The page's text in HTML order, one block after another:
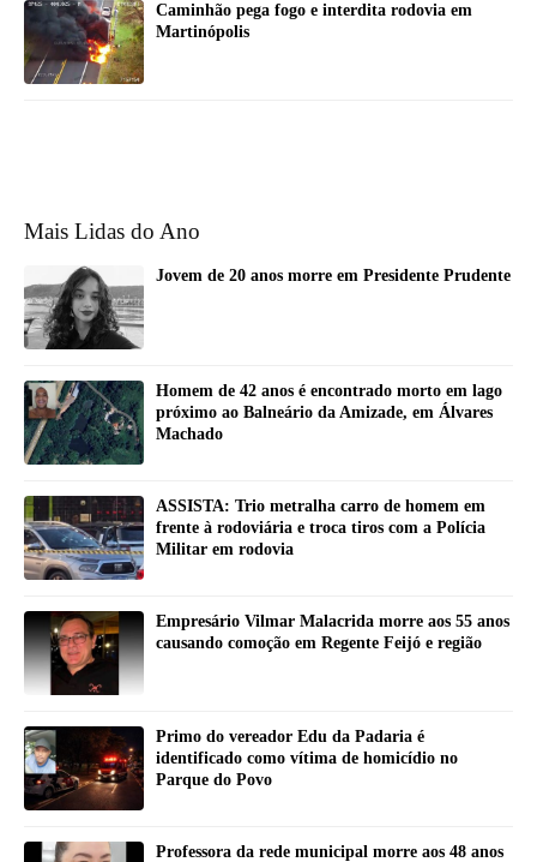
Caminhão pega fogo e interdita rodovia em
Martinópolis
Mais Lidas do Ano
Jovem de 20 anos morre em Presidente Prudente
Homem de 42 anos é encontrado morto em lago
próximo ao Balneário da Amizade, em Álvares
Machado
ASSISTA: Trio metralha carro de homem em
frente à rodoviária e troca tiros com a Polícia
Militar em rodovia
Empresário Vilmar Malacrida morre aos 55 anos
causando comoção em Regente Feijó e região
Primo do vereador Edu da Padaria é
identificado como vítima de homicídio no
Parque do Povo
Professora da rede municipal morre aos 48 anos